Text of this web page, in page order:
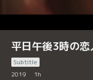
平日午後3時の
Subtitle
2019
1h